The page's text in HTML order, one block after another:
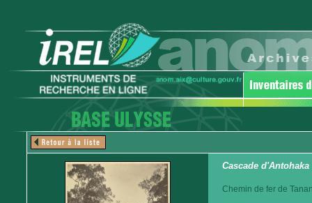
Cascade d'Antohaka
Chemin de fer de